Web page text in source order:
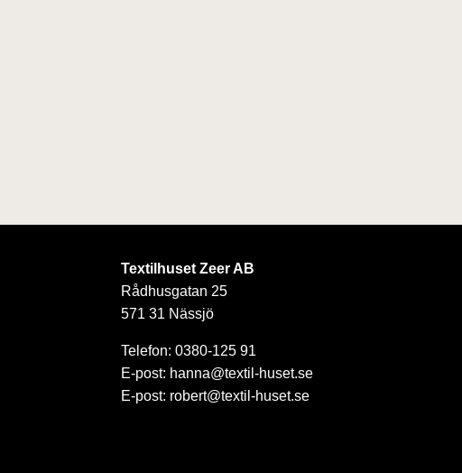
Textilhuset Zeer AB
Rådhusgatan 25
571 31 Nässjö
Telefon: 0380-125 91
E-post: hanna@textil-huset.se
E-post: robert@textil-huset.se